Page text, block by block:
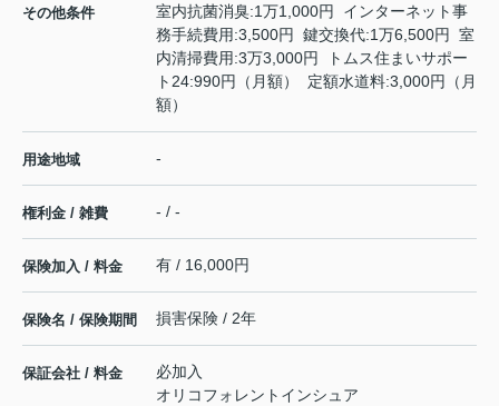
その他条件
室内抗菌消臭:1万1,000円 インターネット事
務手続費用:3,500円 鍵交換代:1万6,500円 室
内清掃費用:3万3,000円 トムス住まいサポー
ト24:990円（月額） 定額水道料:3,000円（月
額）
用途地域 -
権利金 / 雑費 - / -
保険加入 / 料金 有 / 16,000円
保険名 / 保険期間 損害保険 / 2年
保証会社 / 料金
必加入
オリコフォレントインシュア